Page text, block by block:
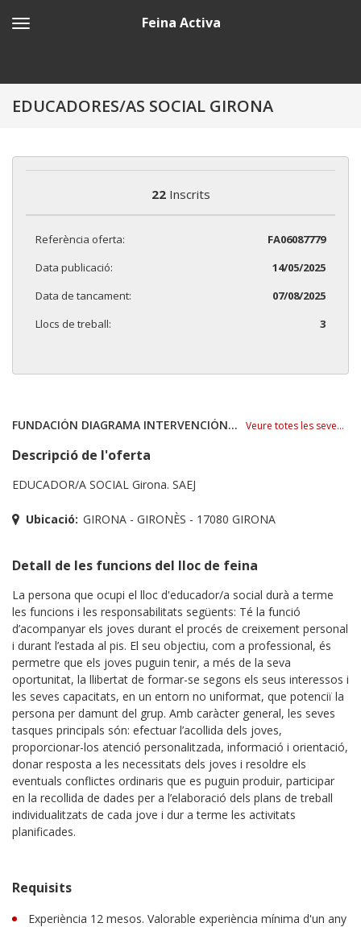
Feina Activa
EDUCADORES/AS SOCIAL GIRONA
22Inscrits
Referència oferta:
FA06087779
Data publicació:
14/05/2025
Data de tancament:
07/08/2025
Llocs de treball:
3
FUNDACIÓN DIAGRAMA INTERVENCIÓN PSICOSOCIAL Veure totes les seves ofertes
Descripció de l'oferta
EDUCADOR/A SOCIAL Girona. SAEJ
Ubicació: GIRONA - GIRONÈS - 17080 GIRONA
Detall de les funcions del lloc de feina
La persona que ocupi el lloc d'educador/a social durà a terme
les funcions i les responsabilitats següents: Té la funció
d’acompanyar els joves durant el procés de creixement personal
i durant l’estada al pis. El seu objectiu, com a professional, és
permetre que els joves puguin tenir, a més de la seva
oportunitat, la llibertat de formar-se segons els seus interessos i
les seves capacitats, en un entorn no uniformat, que potenciï la
persona per damunt del grup. Amb caràcter general, les seves
tasques principals són: efectuar l’acollida dels joves,
proporcionar-los atenció personalitzada, informació i orientació,
donar resposta a les necessitats dels joves i resoldre els
eventuals conflictes ordinaris que es puguin produir, participar
en la recollida de dades per a l’elaboració dels plans de treball
individualitzats de cada jove i dur a terme les activitats
planificades.
Requisits
Experiència 12 mesos. Valorable experiència mínima d'un any